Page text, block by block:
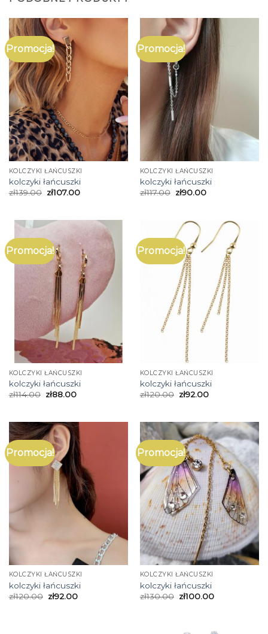
Promocja!
KOLCZYKI ŁAŃCUSZKI
kolczyki łańcuszki
zł139.00 zł107.00
Promocja!
KOLCZYKI ŁAŃCUSZKI
kolczyki łańcuszki
zł117.00 zł90.00
Promocja!
KOLCZYKI ŁAŃCUSZKI
kolczyki łańcuszki
zł114.00 zł88.00
Promocja!
KOLCZYKI ŁAŃCUSZKI
kolczyki łańcuszki
zł120.00 zł92.00
Promocja!
KOLCZYKI ŁAŃCUSZKI
kolczyki łańcuszki
zł120.00 zł92.00
Promocja!
KOLCZYKI ŁAŃCUSZKI
kolczyki łańcuszki
zł130.00 zł100.00